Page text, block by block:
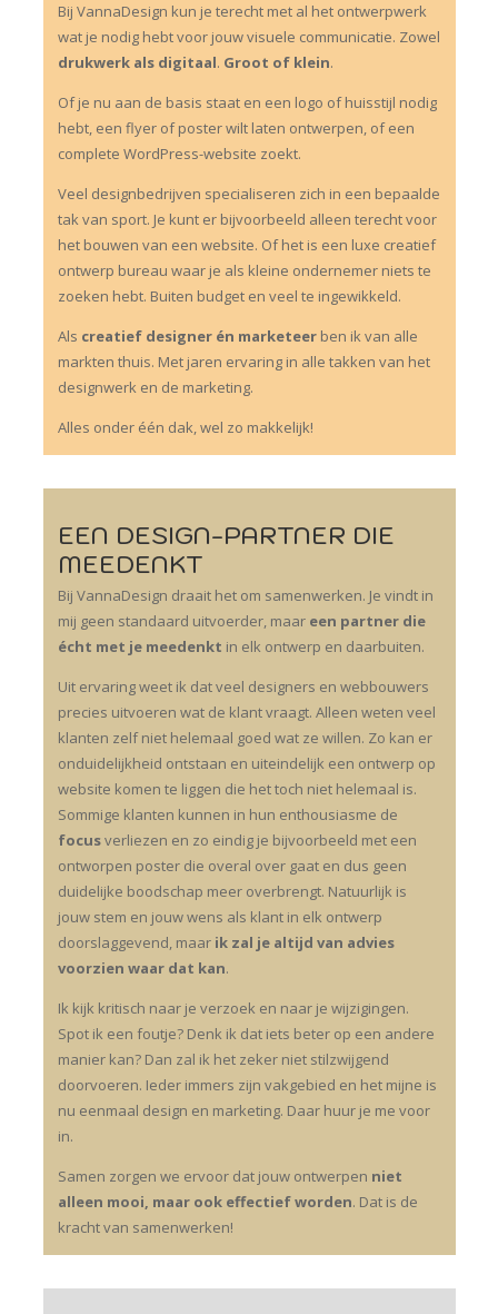
Bij VannaDesign kun je terecht met al het ontwerpwerk
wat je nodig hebt voor jouw visuele communicatie. Zowel
drukwerk als digitaal. Groot of klein.
Of je nu aan de basis staat en een logo of huisstijl nodig
hebt, een flyer of poster wilt laten ontwerpen, of een
complete WordPress-website zoekt.
Veel designbedrijven specialiseren zich in een bepaalde
tak van sport. Je kunt er bijvoorbeeld alleen terecht voor
het bouwen van een website. Of het is een luxe creatief
ontwerp bureau waar je als kleine ondernemer niets te
zoeken hebt. Buiten budget en veel te ingewikkeld.
Als creatief designer én marketeerben ik van alle
markten thuis. Met jaren ervaring in alle takken van het
designwerk en de marketing.
Alles onder één dak, wel zo makkelijk!
EEN DESIGN-PARTNER DIE
MEEDENKT
Bij VannaDesign draait het om samenwerken. Je vindt in
mij geen standaard uitvoerder, maar een partner die
écht met je meedenkt in elk ontwerp en daarbuiten.
Uit ervaring weet ik dat veel designers en webbouwers
precies uitvoeren wat de klant vraagt. Alleen weten veel
klanten zelf niet helemaal goed wat ze willen. Zo kan er
onduidelijkheid ontstaan en uiteindelijk een ontwerp op
website komen te liggen die het toch niet helemaal is.
Sommige klanten kunnen in hun enthousiasme de
focusverliezen en zo eindig je bijvoorbeeld met een
ontworpen poster die overal over gaat en dus geen
duidelijke boodschap meer overbrengt. Natuurlijk is
jouw stem en jouw wens als klant in elk ontwerp
doorslaggevend, maar ik zal je altijd van advies
voorzien waar dat kan.
Ik kijk kritisch naar je verzoek en naar je wijzigingen.
Spot ik een foutje? Denk ik dat iets beter op een andere
manier kan? Dan zal ik het zeker niet stilzwijgend
doorvoeren. Ieder immers zijn vakgebied en het mijne is
nu eenmaal design en marketing. Daar huur je me voor
in.
Samen zorgen we ervoor dat jouw ontwerpen niet
alleen mooi, maar ook effectief worden. Dat is de
kracht van samenwerken!